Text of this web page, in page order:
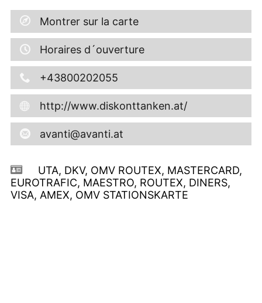
Montrer sur la carte
Horaires d´ouverture
+43800202055
http://www.diskonttanken.at/
avanti@avanti.at
UTA, DKV, OMV ROUTEX, MASTERCARD,
EUROTRAFIC, MAESTRO, ROUTEX, DINERS,
VISA, AMEX, OMV STATIONSKARTE